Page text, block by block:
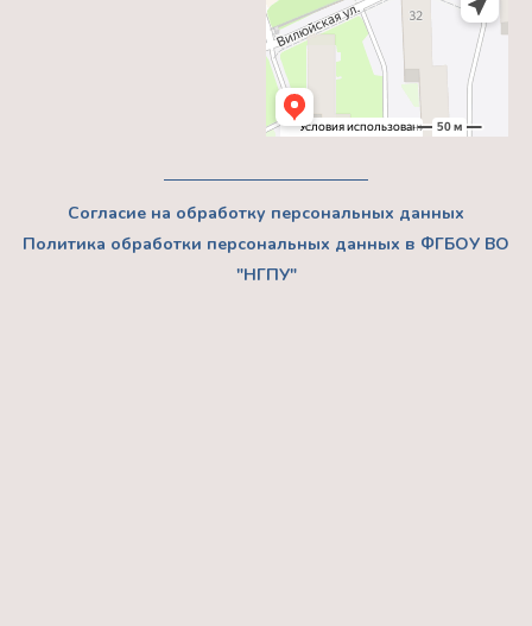
Согласие на обработку персональных данных
Политика обработки персональных данных в ФГБОУ ВО
"НГПУ"